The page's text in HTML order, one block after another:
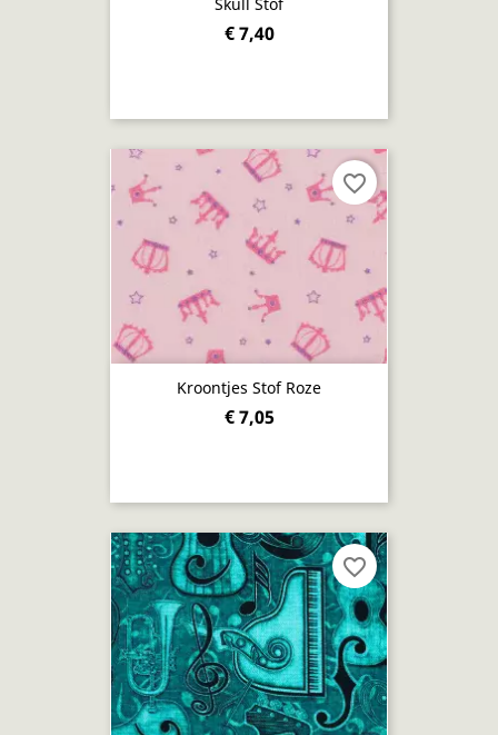
€ 7,40
Kroontjes Stof Roze
€ 7,05
favorite_border
favorite_border